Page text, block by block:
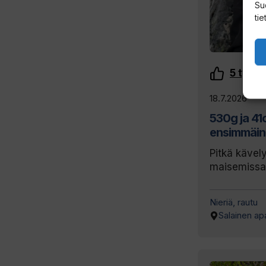
5
18.7.2026
530g ja
Pitkä
maisemissa
Nieriä, rautu
Salainen